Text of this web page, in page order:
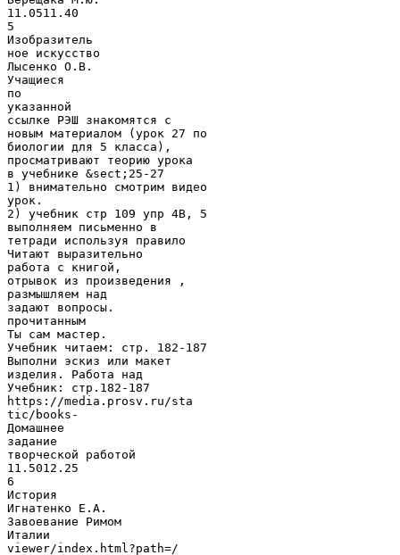
11.0511.40
5
Изобразитель
ное искусство
Лысенко О.В.
Учащиеся
по
указанной
ссылке РЭШ знакомятся с
новым материалом (урок 27 по
биологии для 5 класса),
просматривают теорию урока
в учебнике &sect;25-27
1) внимательно смотрим видео
урок.
2) учебник стр 109 упр 4В, 5
выполняем письменно в
тетради используя правило
Читают выразительно
работа с книгой,
отрывок из произведения ,
размышляем над
задают вопросы.
прочитанным
Ты сам мастер.
Учебник читаем: стр. 182-187
Выполни эскиз или макет
изделия. Работа над
Учебник: стр.182-187
https://media.prosv.ru/sta
tic/books-
Домашнее
задание
творческой работой
11.5012.25
6
История
Игнатенко Е.А.
Завоевание Римом
Италии
viewer/index.html?path=/